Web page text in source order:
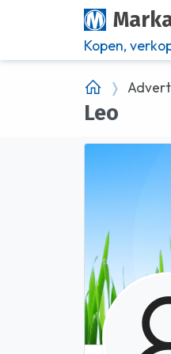
Kopen,
Leo